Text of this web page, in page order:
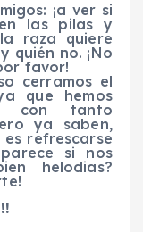
¡a ver si
las pilas y
raza quiere
quién no. ¡No
favor!
cerramos el
que hemos
con tanto
ya saben,
refrescarse
si nos
helodias?